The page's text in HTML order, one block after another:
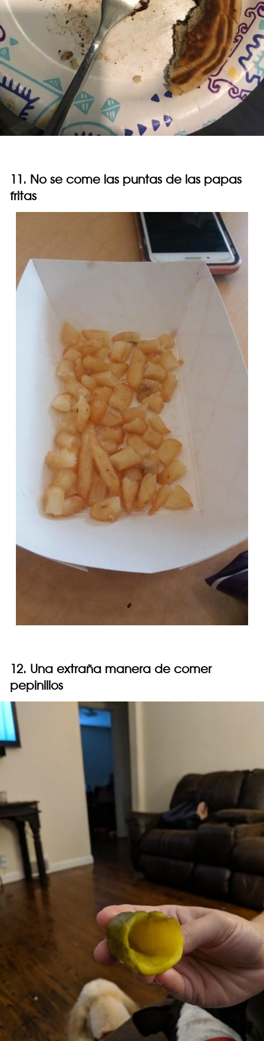
11. No se come las puntas de las papas
fritas
12. Una extraña manera de comer
pepinillos